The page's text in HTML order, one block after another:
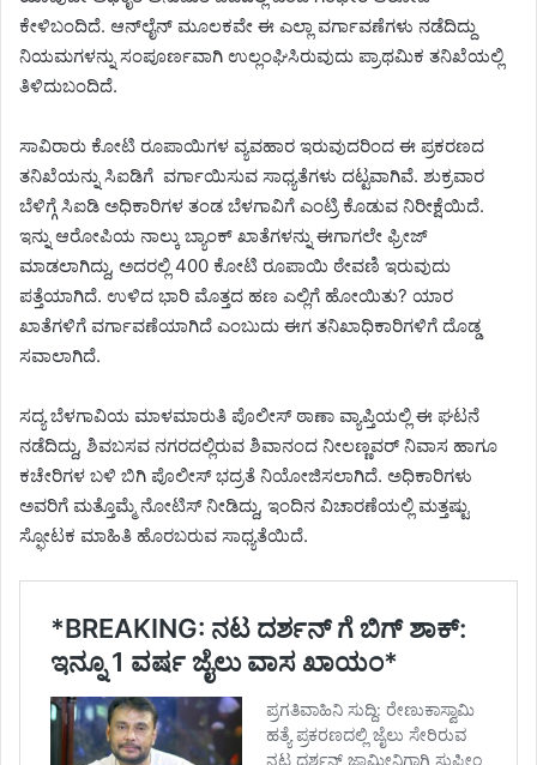
ಕೇಳಿಬಂದಿದೆ. ಆನ್‌ಲೈನ್ ಮೂಲಕವೇ ಈ ಎಲ್ಲಾ ವರ್ಗಾವಣೆಗಳು ನಡೆದಿದ್ದು
ನಿಯಮಗಳನ್ನು ಸಂಪೂರ್ಣವಾಗಿ ಉಲ್ಲಂಘಿಸಿರುವುದು ಪ್ರಾಥಮಿಕ ತನಿಖೆಯಲ್ಲಿ
ತಿಳಿದುಬಂದಿದೆ.
ಸಾವಿರಾರು ಕೋಟಿ ರೂಪಾಯಿಗಳ ವ್ಯವಹಾರ ಇರುವುದರಿಂದ ಈ ಪ್ರಕರಣದ
ತನಿಖೆಯನ್ನು ಸಿಐಡಿಗೆ ವರ್ಗಾಯಿಸುವ ಸಾಧ್ಯತೆಗಳು ದಟ್ಟವಾಗಿವೆ. ಶುಕ್ರವಾರ
ಬೆಳಿಗ್ಗೆ ಸಿಐಡಿ ಅಧಿಕಾರಿಗಳ ತಂಡ ಬೆಳಗಾವಿಗೆ ಎಂಟ್ರಿ ಕೊಡುವ ನಿರೀಕ್ಷೆಯಿದೆ.
ಇನ್ನು ಆರೋಪಿಯ ನಾಲ್ಕು ಬ್ಯಾಂಕ್ ಖಾತೆಗಳನ್ನು ಈಗಾಗಲೇ ಫ್ರೀಜ್
ಮಾಡಲಾಗಿದ್ದು, ಅದರಲ್ಲಿ 400 ಕೋಟಿ ರೂಪಾಯಿ ಠೇವಣಿ ಇರುವುದು
ಪತ್ತೆಯಾಗಿದೆ. ಉಳಿದ ಭಾರಿ ಮೊತ್ತದ ಹಣ ಎಲ್ಲಿಗೆ ಹೋಯಿತು? ಯಾರ
ಖಾತೆಗಳಿಗೆ ವರ್ಗಾವಣೆಯಾಗಿದೆ ಎಂಬುದು ಈಗ ತನಿಖಾಧಿಕಾರಿಗಳಿಗೆ ದೊಡ್ಡ
ಸವಾಲಾಗಿದೆ.
ಸದ್ಯ ಬೆಳಗಾವಿಯ ಮಾಳಮಾರುತಿ ಪೊಲೀಸ್ ಠಾಣಾ ವ್ಯಾಪ್ತಿಯಲ್ಲಿ ಈ ಘಟನೆ
ನಡೆದಿದ್ದು, ಶಿವಬಸವ ನಗರದಲ್ಲಿರುವ ಶಿವಾನಂದ ನೀಲಣ್ಣವರ್ ನಿವಾಸ ಹಾಗೂ
ಕಚೇರಿಗಳ ಬಳಿ ಬಿಗಿ ಪೊಲೀಸ್‌ ಭದ್ರತೆ ನಿಯೋಜಿಸಲಾಗಿದೆ. ಅಧಿಕಾರಿಗಳು
ಅವರಿಗೆ ಮತ್ತೊಮ್ಮೆ ನೋಟಿಸ್ ನೀಡಿದ್ದು, ಇಂದಿನ ವಿಚಾರಣೆಯಲ್ಲಿ ಮತ್ತಷ್ಟು
ಸ್ಫೋಟಕ ಮಾಹಿತಿ ಹೊರಬರುವ ಸಾಧ್ಯತೆಯಿದೆ.